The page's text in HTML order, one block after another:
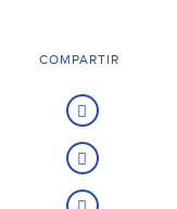
COMPARTIR